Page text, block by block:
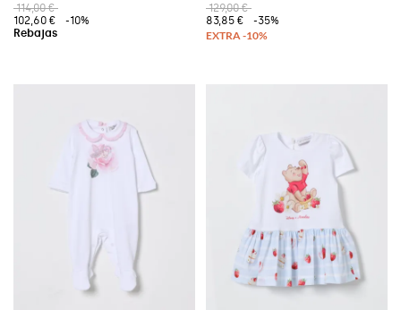
114,00 €
102,60 €
-10%
129,00 €
83,85 €
-35%